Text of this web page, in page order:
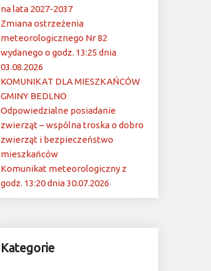
na lata 2027-2037
Zmiana ostrzeżenia
meteorologicznego Nr 82
wydanego o godz. 13:25 dnia
03.08.2026
KOMUNIKAT DLA MIESZKAŃCÓW
GMINY BEDLNO
Odpowiedzialne posiadanie
zwierząt – wspólna troska o dobro
zwierząt i bezpieczeństwo
mieszkańców
Komunikat meteorologiczny z
godz. 13:20 dnia 30.07.2026
Kategorie